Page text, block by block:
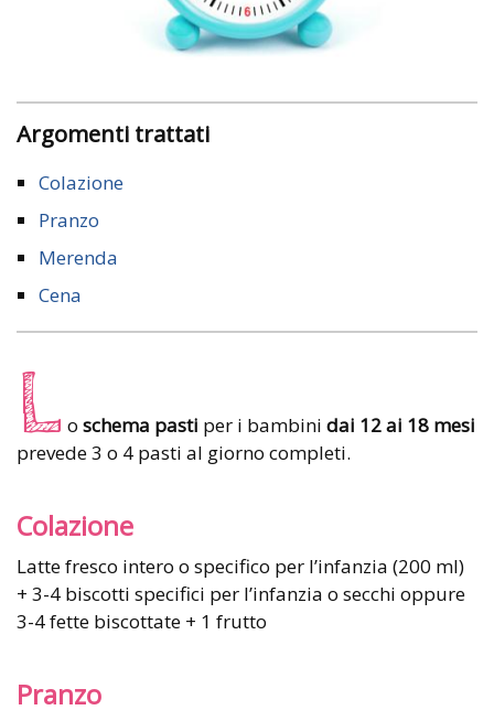
Argomenti trattati
Colazione
Pranzo
Merenda
Cena
L o schema pasti per i bambini dai 12 ai 18 mesi
prevede 3 o 4 pasti al giorno completi.
Colazione
Latte fresco intero o specifico per l’infanzia (200 ml)
+ 3-4 biscotti specifici per l’infanzia o secchi oppure
3-4 fette biscottate + 1 frutto
Pranzo